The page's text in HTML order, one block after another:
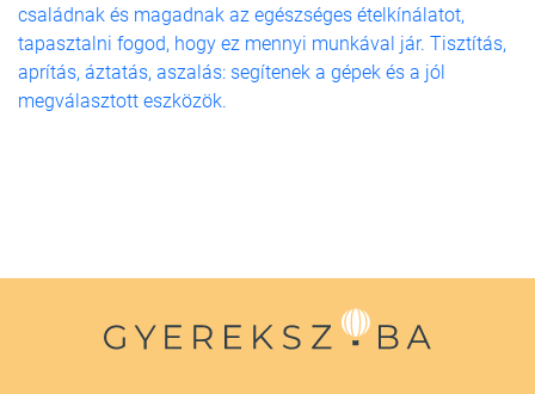
családnak és magadnak az egészséges ételkínálatot,
tapasztalni fogod, hogy ez mennyi munkával jár. Tisztítás,
aprítás, áztatás, aszalás: segítenek a gépek és a jól
megválasztott eszközök.